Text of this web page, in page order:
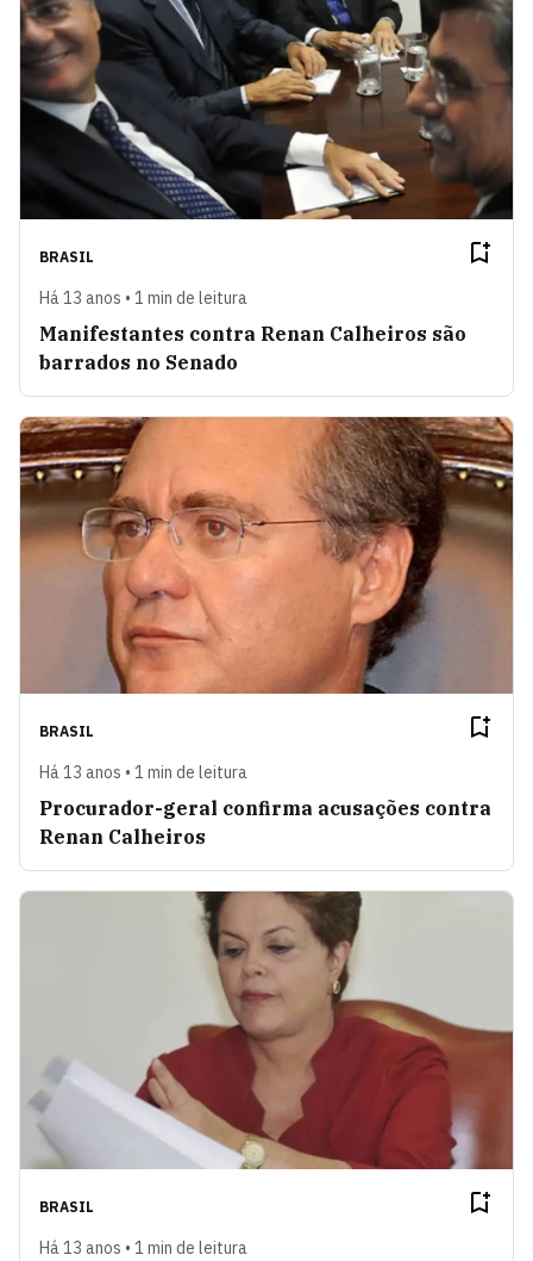
BRASIL
Há 13 anos • 1 min de leitura
Manifestantes contra Renan Calheiros são
barrados no Senado
BRASIL
Há 13 anos • 1 min de leitura
Procurador-geral confirma acusações contra
Renan Calheiros
BRASIL
Há 13 anos • 1 min de leitura